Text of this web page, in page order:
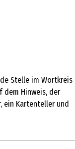
Stelle im Wortkreis
dem Hinweis, der
ein Kartenteller und